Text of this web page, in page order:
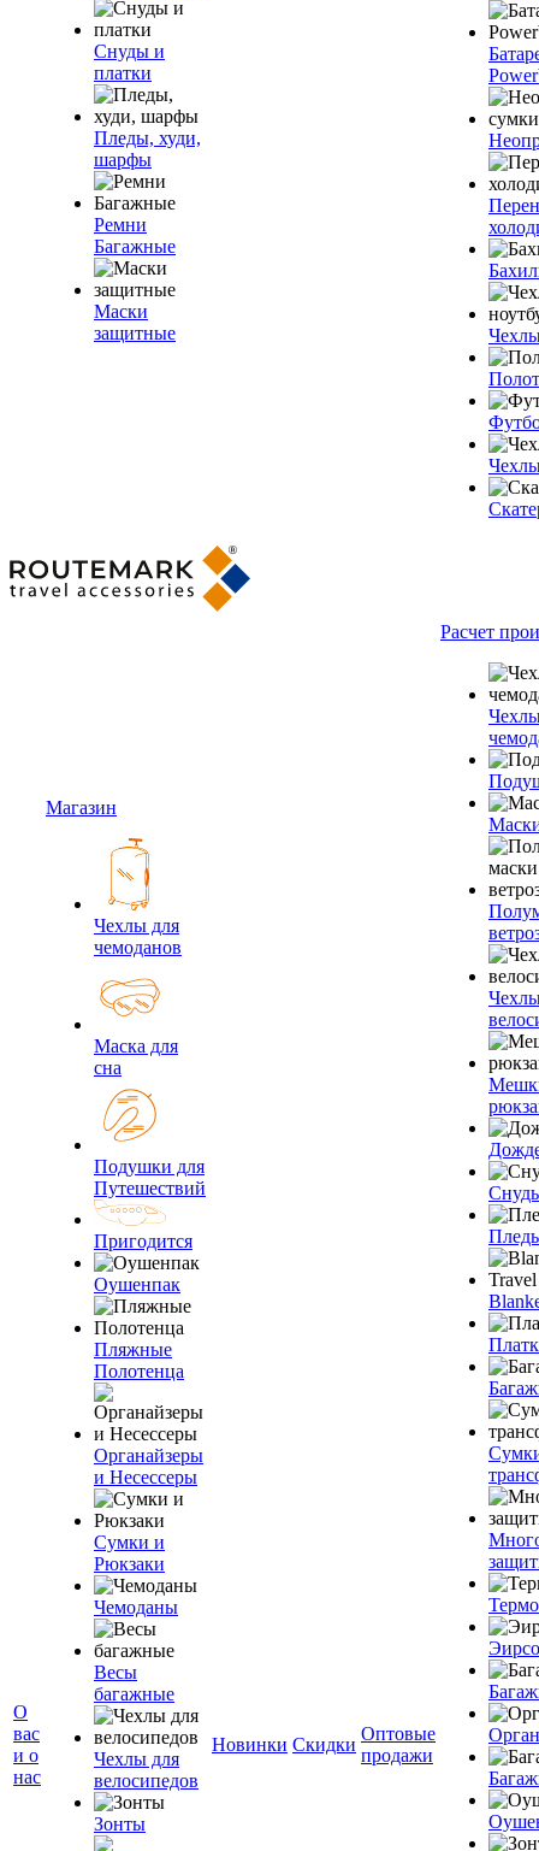
Снуды и
платки
Пледы, худи,
шарфы
Ремни
Багажные
Маски
защитные
О
вас
и о
нас
Магазин
Чехлы для
чемоданов
Маска для
сна
Подушки для
Путешествий
Пригодится
Оушенпак
Пляжные
Полотенца
Органайзеры
и Несессеры
Сумки и
Рюкзаки
Чемоданы
Весы
багажные
Чехлы для
велосипедов
Зонты
Новинки Скидки
Оптовые
продажи
Расчет